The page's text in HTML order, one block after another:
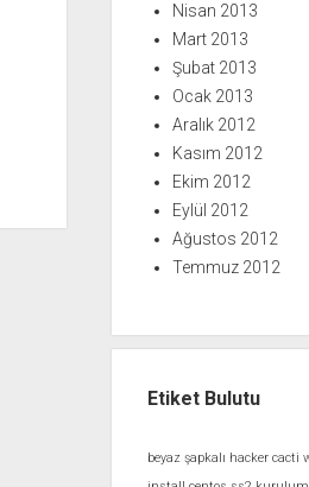
Nisan 2013
Mart 2013
Şubat 2013
Ocak 2013
Aralık 2012
Kasım 2012
Ekim 2012
Eylül 2012
Ağustos 2012
Temmuz 2012
Etiket Bulutu
beyaz şapkalı hacker cacti